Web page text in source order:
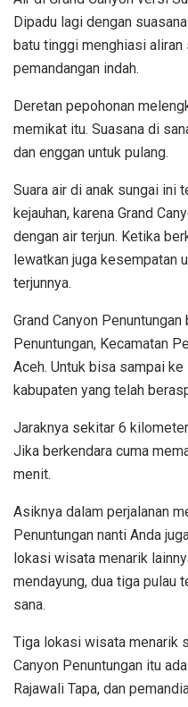
Dipadu lagi dengan
batu tinggi menghiasi aliran
pemandangan indah.
Deretan pepohonan
memikat itu. Suasana di
dan enggan untuk pulang.
Suara air di anak sungai ini
kejauhan, karena Grand
dengan air terjun. Ketika
lewatkan juga kesempatan
terjunnya.
Grand Canyon
Penuntungan, Kecamatan
Aceh. Untuk bisa sampai
kabupaten yang telah
Jaraknya sekitar 6
Jika berkendara cuma
menit.
Asiknya dalam perjalanan
Penuntungan nanti Anda
lokasi wisata menarik
mendayung, dua tiga pulau
sana.
Tiga lokasi wisata menarik
Canyon Penuntungan itu
Rajawali Tapa, dan